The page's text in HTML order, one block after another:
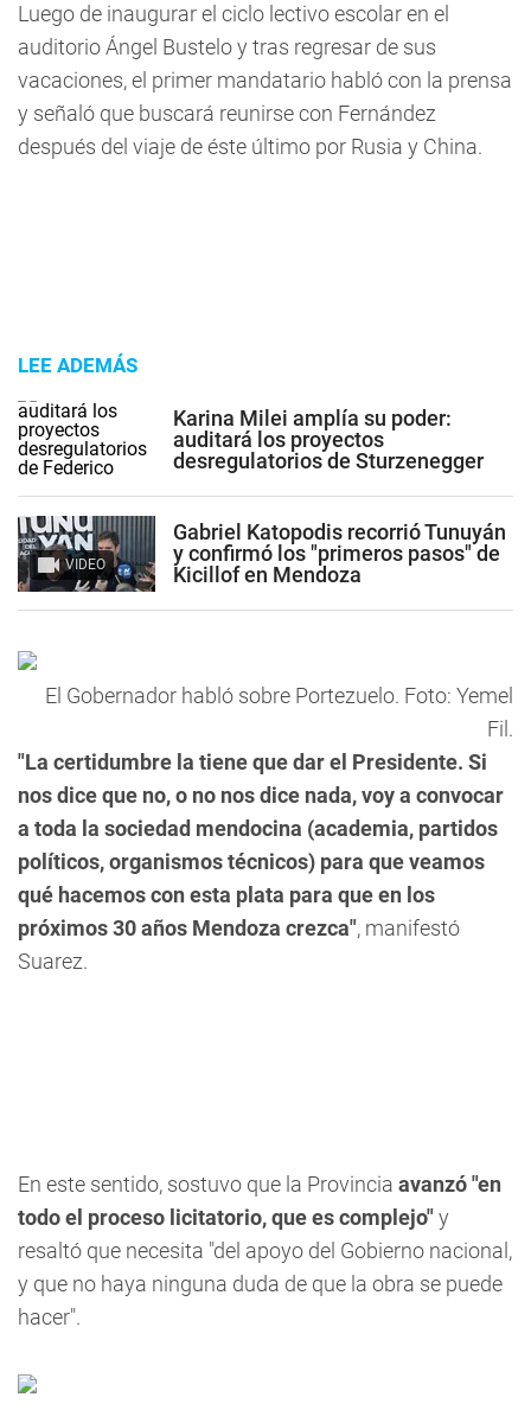
Luego de inaugurar el ciclo lectivo escolar en el
auditorio Ángel Bustelo y tras regresar de sus
vacaciones, el primer mandatario habló con la prensa
y señaló que buscará reunirse con Fernández
después del viaje de éste último por Rusia y China.
LEE ADEMÁS
Karina Milei amplía su poder:
auditará los proyectos
desregulatorios de Sturzenegger
VIDEO
Gabriel Katopodis recorrió Tunuyán
y confirmó los "primeros pasos" de
Kicillof en Mendoza
El Gobernador habló sobre Portezuelo. Foto: Yemel
Fil.
"La certidumbre la tiene que dar el Presidente. Si
nos dice que no, o no nos dice nada, voy a convocar
a toda la sociedad mendocina (academia, partidos
políticos, organismos técnicos) para que veamos
qué hacemos con esta plata para que en los
próximos 30 años Mendoza crezca", manifestó
Suarez.
En este sentido, sostuvo que la Provincia avanzó "en
todo el proceso licitatorio, que es complejo"y
resaltó que necesita "del apoyo del Gobierno nacional,
y que no haya ninguna duda de que la obra se puede
hacer".